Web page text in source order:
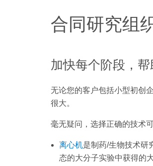
合同研究组
加快每个阶段，帮
无论您的客户包括小型初创
很大。
毫无疑问，选择正确的技术
离心机是制药/生物技术研
态的大分子实验中获得的